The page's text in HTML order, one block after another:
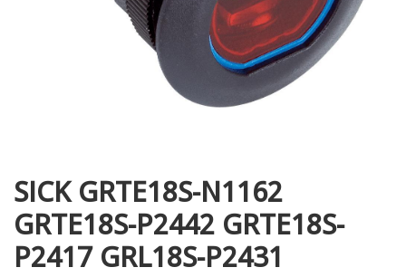
SICK GRTE18S-N1162
GRTE18S-P2442 GRTE18S-
P2417 GRL18S-P2431